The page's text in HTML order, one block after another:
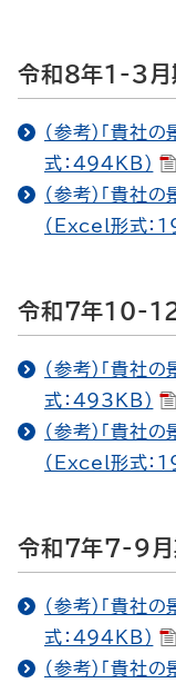
令和8年1-3月
（参考）「貴社
式：494KB）
（参考）「貴社
（Excel形式：
令和7年10-
（参考）「貴社
式：493KB）
（参考）「貴社
（Excel形式：
令和7年7-9月
（参考）「貴社
式：494KB）
（参考）「貴社